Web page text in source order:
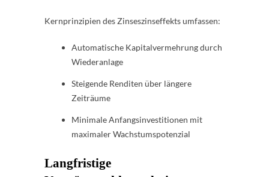
Kernprinzipien des Zinseszinseffekts umfassen:
Automatische Kapitalvermehrung durch
Wiederanlage
Steigende Renditen über längere
Zeiträume
Minimale Anfangsinvestitionen mit
maximaler Wachstumspotenzial
Langfristige